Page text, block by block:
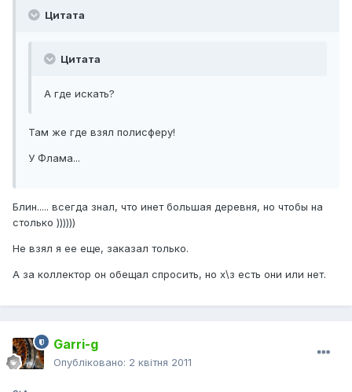
Цитата
Цитата
А где искать?
Там же где взял полисферу!
У Флама...
Блин..... всегда знал, что инет большая деревня, но чтобы на
столько ))))))
Не взял я ее еще, заказал только.
А за коллектор он обещал спросить, но х\з есть они или нет.
Garri-g
Опубліковано: 2 квітня 2011